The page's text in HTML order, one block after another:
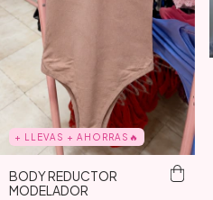
+ LLEVAS + AHORRAS🔥
BODY REDUCTOR
MODELADOR